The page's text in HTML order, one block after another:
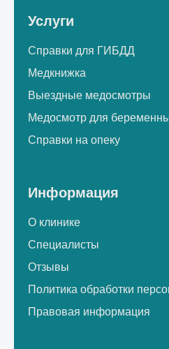
Услуги
Справки для ГИБДД
Медкнижка
Выездные медосмотры
Медосмотр для
Справки на опеку
Информация
О клинике
Специалисты
Отзывы
Политика обработки
Правовая информация